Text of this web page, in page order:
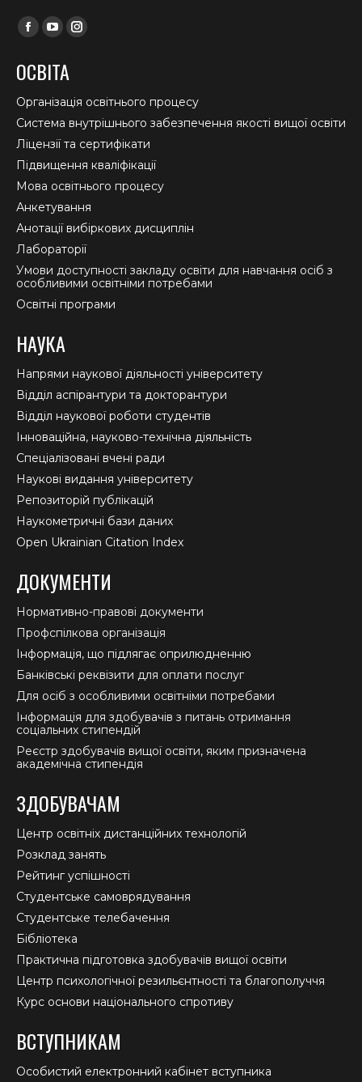
Find us on:
Facebook
opens
in
new
window
YouTube
opens
in
new
window
Instagram
in
new
window
ОСВІТА
Організація освітнього процесу
Система внутрішнього забезпечення якості вищої освіти
Ліцензії та сертифікати
Підвищення кваліфікації
Мова освітнього процесу
Анкетування
Анотації вибіркових дисциплін
Лабораторії
Умови доступності закладу освіти для навчання осіб з
особливими освітніми потребами
Освітні програми
НАУКА
Напрями наукової діяльності університету
Відділ аспірантури та докторантури
Відділ наукової роботи студентів
Інноваційна, науково-технічна діяльність
Спеціалізовані вчені ради
Наукові видання університету
Репозиторій публікацій
Наукометричні бази даних
Open Ukrainian Citation Index
ДОКУМЕНТИ
Нормативно-правові документи
Профспілкова організація
Інформація, що підлягає оприлюдненню
Банківські реквізити для оплати послуг
Для осіб з особливими освітніми потребами
Інформація для здобувачів з питань отримання
соціальних стипендій
Реєстр здобувачів вищої освіти, яким призначена
академічна стипендія
ЗДОБУВАЧАМ
Центр освітніх дистанційних технологій
Розклад занять
Рейтинг успішності
Студентське самоврядування
Студентське телебачення
Бібліотека
Практична підготовка здобувачів вищої освіти
Центр психологічної резильєнтності та благополуччя
Курс основи національного спротиву
ВСТУПНИКАМ
Особистий електронний кабінет вступника